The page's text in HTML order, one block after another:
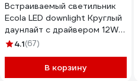
Встраиваемый светильник
Ecola LED downlight Круглый
даунлайт с драйвером 12W
220V 4200K 170x20
4.1(67)
В корзину